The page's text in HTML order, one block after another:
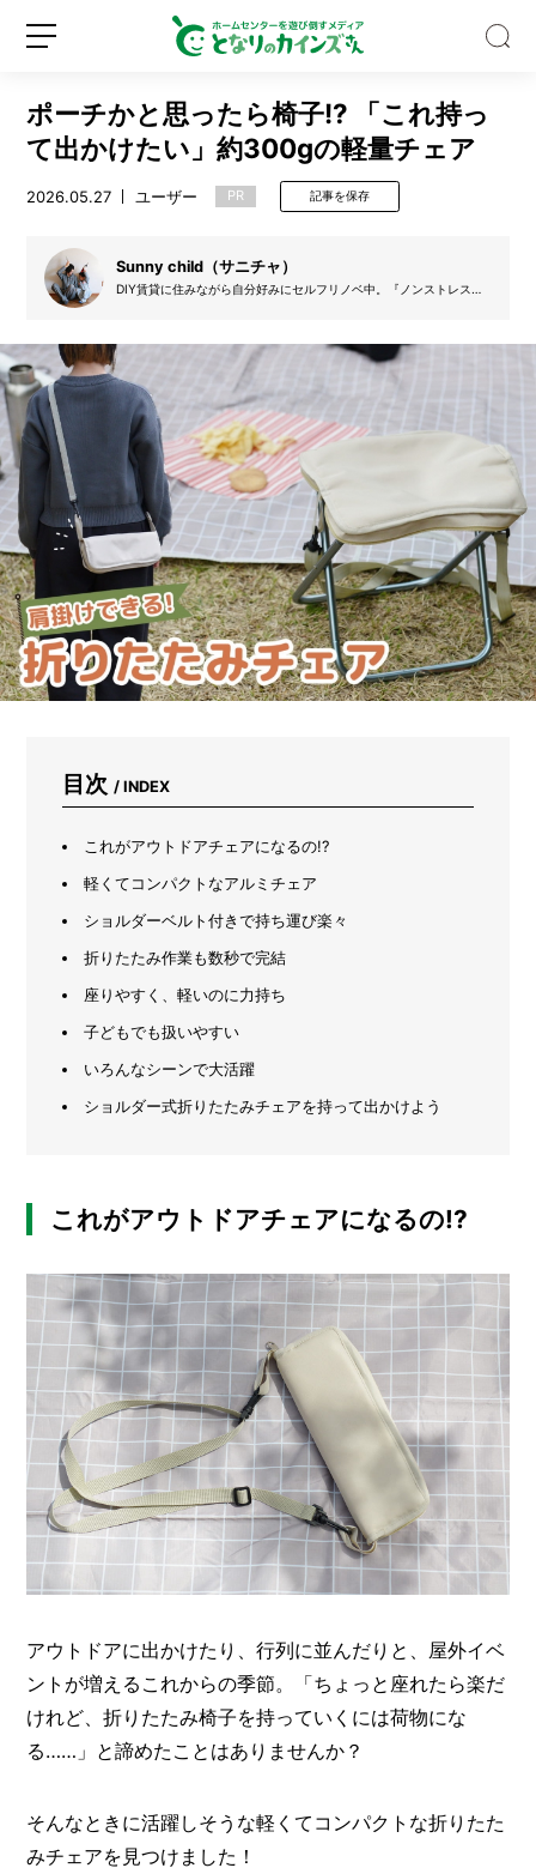
機
っ
て
実
は
超
汚
い！
ズ
ボ
ラ
主
婦
感
動
の
ロ
グ
イ
ン
B
R
N
D
ク
リ
エ
イ
タ
/
R
A
T
R
ユ
ー
ザ
ー
U
S
T
ポーチかと思ったら椅子!? 「これ持っ
て出かけたい」約300gの軽量チェア
2026.05.27 ユーザー PR 記事を保存
Sunny child（サニチャ）
DIY賃貸に住みながら自分好みにセルフリノベ中。『ノンストレスな
目次 / INDEX
これがアウトドアチェアになるの!?
軽くてコンパクトなアルミチェア
ショルダーベルト付きで持ち運び楽々
折りたたみ作業も数秒で完結
座りやすく、軽いのに力持ち
子どもでも扱いやすい
いろんなシーンで大活躍
ショルダー式折りたたみチェアを持って出かけよう
これがアウトドアチェアになるの!?
アウトドアに出かけたり、行列に並んだりと、屋外イベ
ントが増えるこれからの季節。「ちょっと座れたら楽だ
けれど、折りたたみ椅子を持っていくには荷物にな
る……」と諦めたことはありませんか？
そんなときに活躍しそうな軽くてコンパクトな折りたた
みチェアを見つけました！